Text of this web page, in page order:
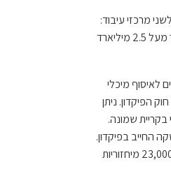
החייבים בפיקדון לשני מרכזי עיבוד:
האחד בדשנים בקרית אתא, והשני באשדוד. בין השנים 2001 – 2019 בזכות כספי פיקדון הבקבוקים הוחזרו לציבור מעל 2.5 מיליארד
לאיסוף מיכלי
שנכללים תחת חוק הפיקדון. ניתן
בקריית שמונה.
במזומן עבור כל מיכל משקה החייב בפיקדון.
קיים גם שירותי איסוף, ובקבוקי הפלסטיק המשפחתיים (אינם חייבים בפיקדון) נאספים באופן וולנטרי באמצעות כ- 23,000 מיחזוריות